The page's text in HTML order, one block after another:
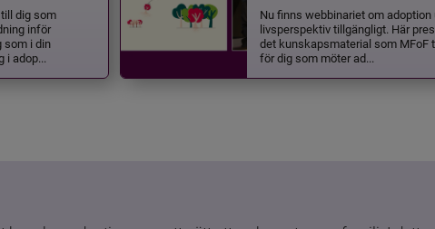
dig som
inför
som i din
i adop...
Nu finns webbinariet om adoption
livsperspektiv tillgängligt. Här
det kunskapsmaterial som MFoF
för dig som möter ad...